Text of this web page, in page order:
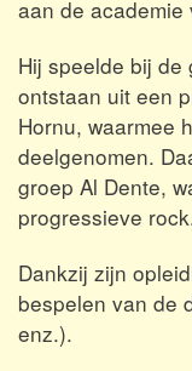
aan de academie
Hij speelde bij de
ontstaan uit een
Hornu, waarmee
deelgenomen.
groep Al Dente,
progressieve
Dankzij zijn
bespelen van de
enz.).